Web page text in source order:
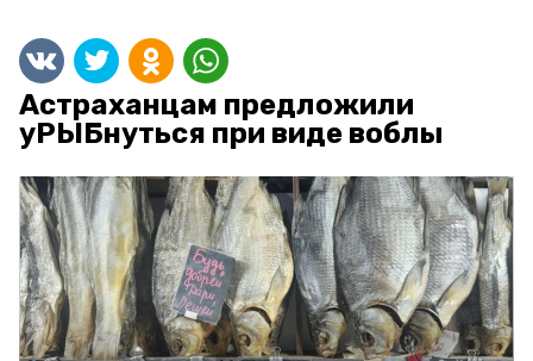
Астраханцам предложили
уРЫБнуться при виде воблы